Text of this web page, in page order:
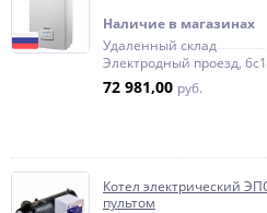
Наличие в магазинах
Удаленный склад
Электродный проезд, 6с1
72 981,00 руб.
Котел электрический
пультом